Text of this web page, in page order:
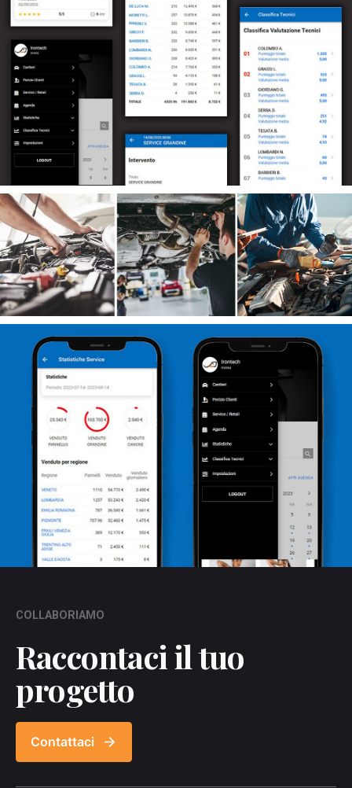
COLLABORIAMO
Raccontaci il tuo
progetto
Contattaci